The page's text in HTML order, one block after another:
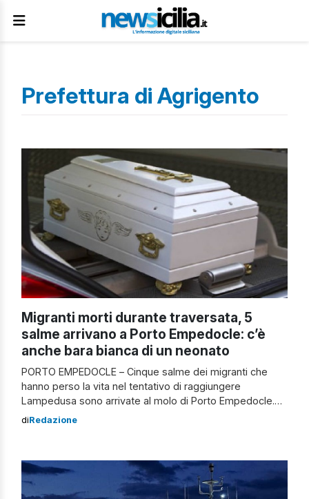
Prefettura di Agrigento
Migranti morti durante traversata, 5
salme arrivano a Porto Empedocle: c’è
anche bara bianca di un neonato
PORTO EMPEDOCLE – Cinque salme dei migranti che
hanno perso la vita nel tentativo di raggiungere
Lampedusa sono arrivate al molo di Porto Empedocle.
C’è anche la bara bianca del neonato di 20 giorni,
porto. Il piccolo viaggiava con […]
diRedazione